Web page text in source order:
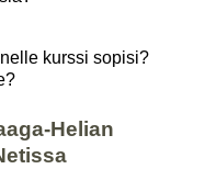
kurssi sopisi?
Helian